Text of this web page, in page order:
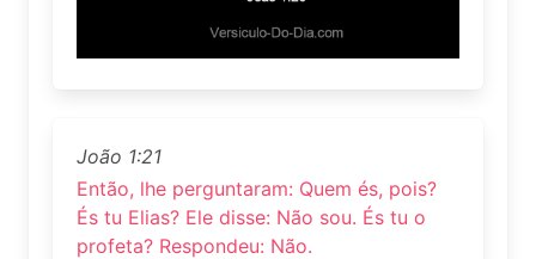
João 1:21
Então, lhe perguntaram: Quem és, pois?
És tu Elias? Ele disse: Não sou. És tu o
profeta? Respondeu: Não.